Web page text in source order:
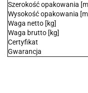
Szerokość opakowania
Wysokość opakowania
Waga netto [kg]
Waga brutto [kg]
Certyfikat
Gwarancja